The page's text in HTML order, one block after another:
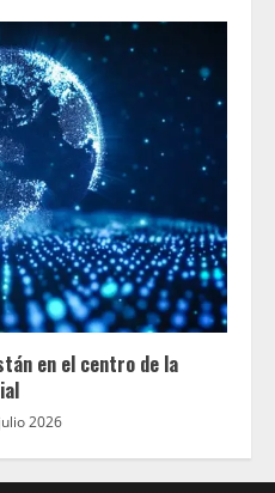
en el centro de la
2026